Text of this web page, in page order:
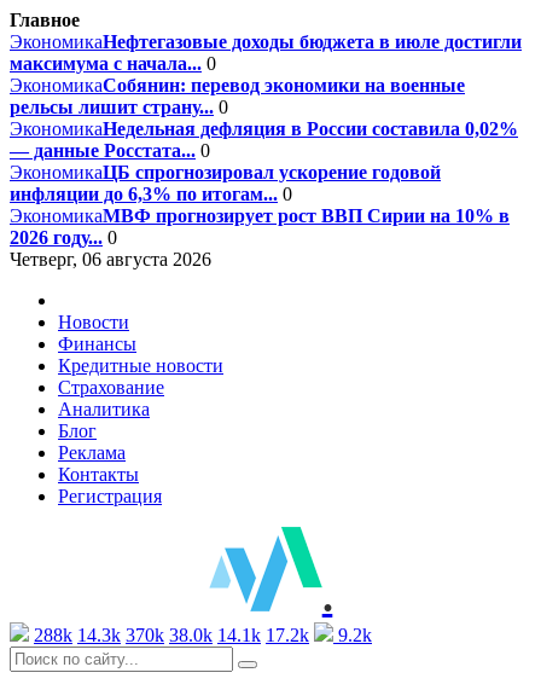
Главное
ЭкономикаНефтегазовые доходы бюджета в июле достигли
максимума с начала... 0
ЭкономикаСобянин: перевод экономики на военные
рельсы лишит страну... 0
ЭкономикаНедельная дефляция в России составила 0,02%
— данные Росстата... 0
ЭкономикаЦБ спрогнозировал ускорение годовой
инфляции до 6,3% по итогам... 0
ЭкономикаМВФ прогнозирует рост ВВП Сирии на 10% в
2026 году... 0
Четверг, 06 августа 2026
Новости
Финансы
Кредитные новости
Страхование
Аналитика
Блог
Реклама
Контакты
Регистрация
.
288k 14.3k 370k 38.0k 14.1k 17.2k 9.2k